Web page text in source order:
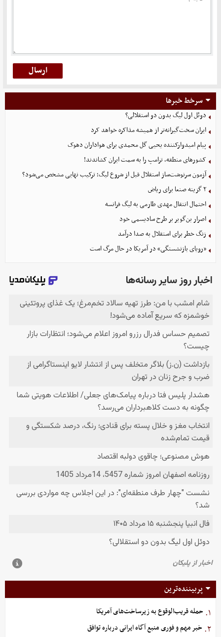
سرخط خبرها
دوئل اول لیگ بدون دو استقلالی؟
ایران سخت‌گیرانه‌تر از همیشه مذاکره خواهد کرد
پیام امیدوارکننده یحیی گل محمدی برای هواداران دهوک
کشورهای منطقه، ترامپ را به سمت ایران کشاندند!
آزمون سرنوشت‌ساز استقلال قبل از شروع لیگ؛ ترکیب نهایی مشخص می‌شود؟
۲ گزینه صنعا برای ریاض
احتمال انتقال مهدی طارمی به لیگ فرانسه
اصرار بن‌گویر بر طرح سادیسمی خود
زنگ خطر برای استقلال به صدا درآمد
«رویای بازنشستگی» در آمریکا در حال مرگ است
پربیننده‌ترین
۱. حمله قریب‌الوقوع به زیرساخت‌های آمریکا
۲. خبر مهم و فوری منبع آگاه ایرانی درباره توافق